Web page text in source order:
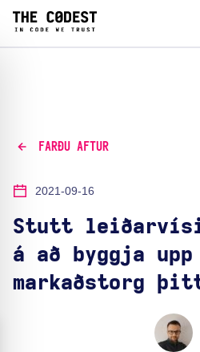
FARÐU AFTUR
2021-09-16
Stutt
á að byggja
markaðstorg